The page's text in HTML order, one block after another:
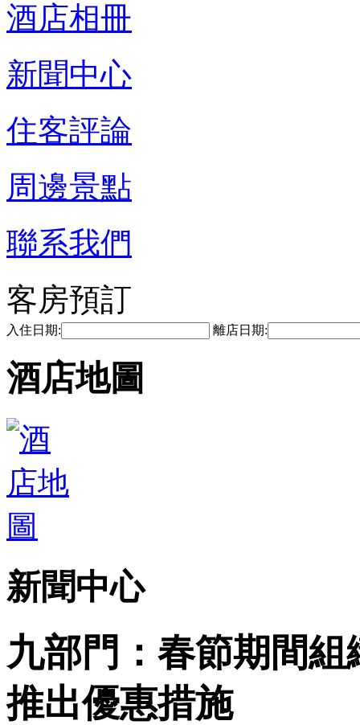
酒店相冊
新聞中心
住客評論
周邊景點
聯系我們
客房預訂
入住日期: 離店日期:
酒店地圖
新聞中心
九部門：春節期間
推出優惠措施